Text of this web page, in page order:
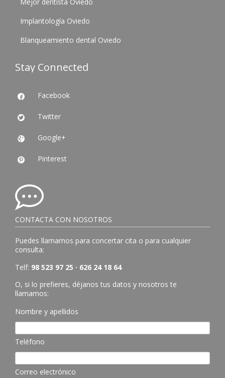
Implantología Oviedo
Blanqueamiento dental Oviedo
Stay Connected
 Facebook
 Twitter
 Google+
 Pinterest
CONTACTA CON NOSOTROS
Puedes llamarnos para concertar cita o para cualquier
consulta:
Telf: 98 523 97 25 · 626 24 18 64
O, si lo prefieres, déjanos tus datos y nosotros te
llamamos:
Nombre y apellidos
Teléfono
Correo electrónico